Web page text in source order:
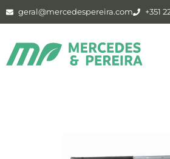
geral@mercedespereira.com +351